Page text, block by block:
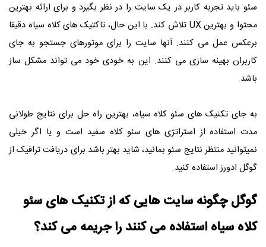
سئو باید تجربه کاربر در یک سایت را در نظر بگیرد و برای ارائه بهترین
محتوا و بهترینUX تلاش کند. با این حال، تاکتیک های کلاه سیاه دقیقا
برعکس عمل می کنند. آنها سایت را برای موتورهای جستجو به جای
کاربران بهینه سازی می کنند. این به خودی خود می تواند مشکل ساز
باشد.
به جای تکنیک های سئو کلاه سیاه، بهترین راه حل برای نتایج طولانی
مدت استفاده از استراتژی های سئو کلاه سفید است و یا اگر خیلی
نمیتوانید منتظر نتایج سئو بمانید، شاید بهتر باشد برای دریافت ترافیک از
گوگل ادورز استفاده کنید.
گوگل چگونه سایت هایی که از تکنیک های سئو
کلاه سیاه استفاده می کنند را جریمه می کند؟